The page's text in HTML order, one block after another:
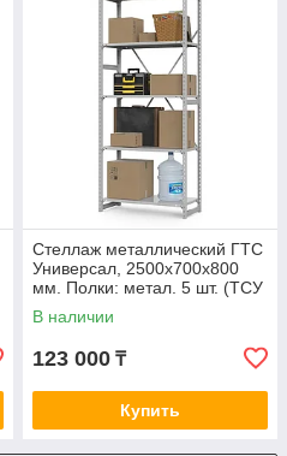
Стеллаж металлический ГТС
Универсал, 2500x700x800
мм. Полки: метал. 5 шт. (ТСУ
25070850)
В наличии
123 000 ₸
Купить